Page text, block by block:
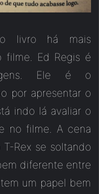
livro há mais
filme. Ed Regis é
Ele é o
por apresentar o
indo lá avaliar o
no filme. A cena
Rex se soltando
diferente entre
um papel bem